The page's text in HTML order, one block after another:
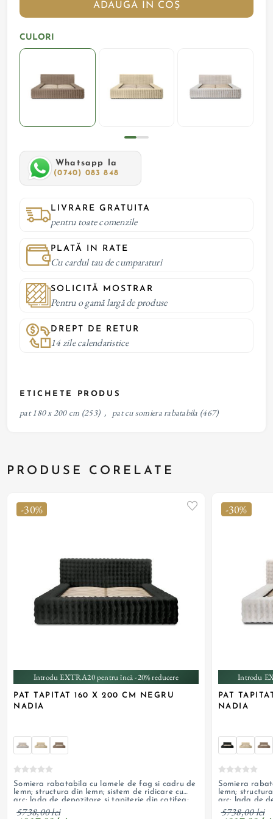
ADAUGĂ ÎN COȘ
CULORI
Whatsapp la
(0740) 083 848
LIVRARE GRATUITA
pentru toate comenzile
PLATĂ IN RATE
Cu cardul tau de cumparaturi
SOLICITĂ MOSTRAR
Pentru o gamă largă de produse
DREPT DE RETUR
14 zile calendaristice
ETICHETE PRODUS
pat 180 x 200 cm (253) , pat cu somiera rabatabila (467)
PRODUSE CORELATE
-30%
Introdu EXTRA20 pentru încă -20% reducere
PAT TAPITAT 160 X 200 CM NEGRU
NADIA
Somiera rabatabila cu lamele de fag si cadru de
lemn; structura din lemn; sistem de ridicare cu
arc; lada de depozitare si tapiterie din catifea;
personalizabil
5738,00 lei
-30%
Introdu
PAT
NADIA
Somiera
lemn;
arc; lada de
personalizabil
5738,00 lei